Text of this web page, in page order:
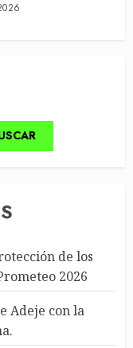
de los
2026
Adeje con la